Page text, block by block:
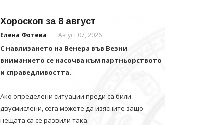
Хороскоп за 8 август
Елена Фотева Август 07, 2026
С навлизането на Венера във Везни
вниманието се насочва към партньорството
и справедливостта.
Ако определени ситуации преди са били
двусмислени, сега можете да изясните защо
нещата са се развили така.